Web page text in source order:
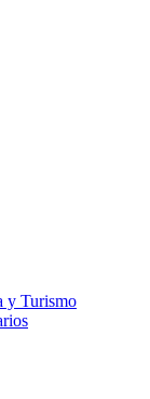
y Turismo